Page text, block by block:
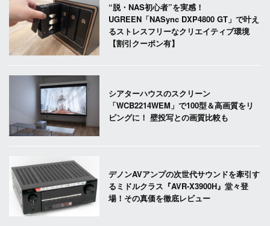
“脱・NAS初心者”を実感！
UGREEN「NASync DXP4800 GT」で叶え
るストレスフリーなクリエイティブ環境
【割引クーポン有】
シアターハウスのスクリーン
「WCB2214WEM」で100型＆高画質をリ
ビングに！ 壁投写との画質比較も
デノンAVアンプの次世代サウンドを牽引す
るミドルクラス『AVR-X3900H』堂々登
場！その真価を徹底レビュー